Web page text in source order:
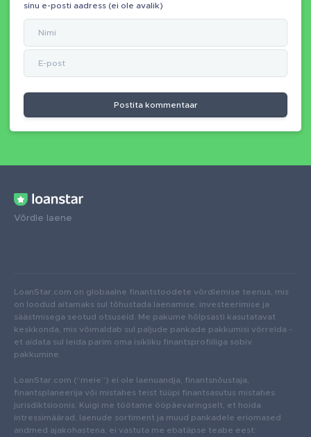
sinu e-posti aadress (ei ole avalik)
Postita kommentaar
Võrdle laene
LoanStar.com on globaalne finantstoodete võrdlemise teenus, mis
on loodud aitamaks sul tõhustada laenamise, investeerimise ja
säästmisega seotud otsuseid. Me pakume hõlpsasti kasutatavat
keskkonda, mis võimaldab sul paljude pankade pakkumisi võrrelda -
et aidata sul leida parim oma isikliku finantsprofiiliga sobiv
pakkumine.
LoanStar.com (“meie”) ei ole laenuandja, finantsnõustaja,
finantsplaneerija või mistahes teist tüüpi finantsasutus mistahes
jurisdiktsioonis. Kuigi me töötame ööpäevaringselt, et hoida
intressimäärad, laenude sortiment ja muud pankadele eriomased
andmed ajakohastena, ei vastuta me ebatäpse teabe eest: